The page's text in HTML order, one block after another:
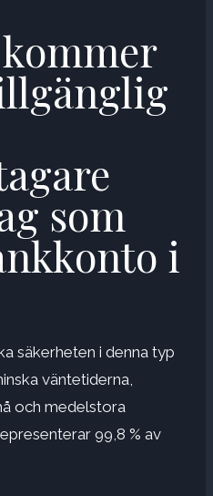
som
i
säkerheten i denna typ
väntetiderna,
och medelstora
99,8 % av